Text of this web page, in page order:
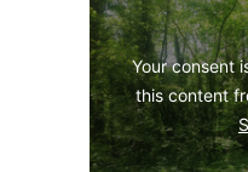
Your consent
this content